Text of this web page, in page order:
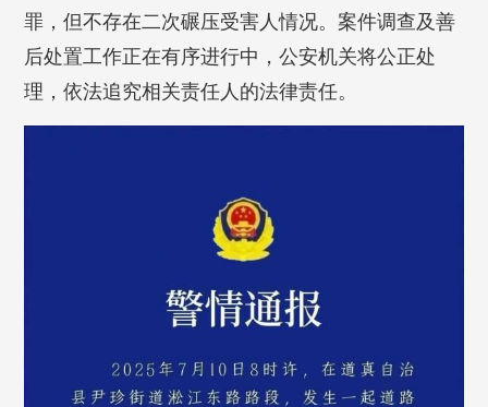
罪，但不存在二次碾压受害人情况。案件调查及善
后处置工作正在有序进行中，公安机关将公正处
理，依法追究相关责任人的法律责任。